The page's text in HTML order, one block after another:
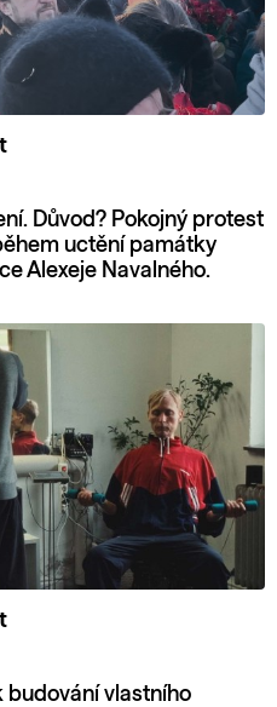
Důvod? Pokojný protest
uctění památky
Alexeje Navalného.
budování vlastního